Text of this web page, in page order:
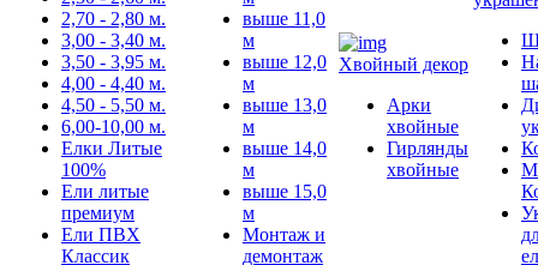
2,70 - 2,80 м.
3,00 - 3,40 м.
3,50 - 3,95 м.
4,00 - 4,40 м.
4,50 - 5,50 м.
6,00-10,00 м.
Елки Литые
100%
Ели литые
премиум
Ели ПВХ
Классик
выше 11,0
м
выше 12,0
м
выше 13,0
м
выше 14,0
м
выше 15,0
м
Монтаж и
демонтаж
Хвойный декор
Арки
хвойные
Гирлянды
хвойные